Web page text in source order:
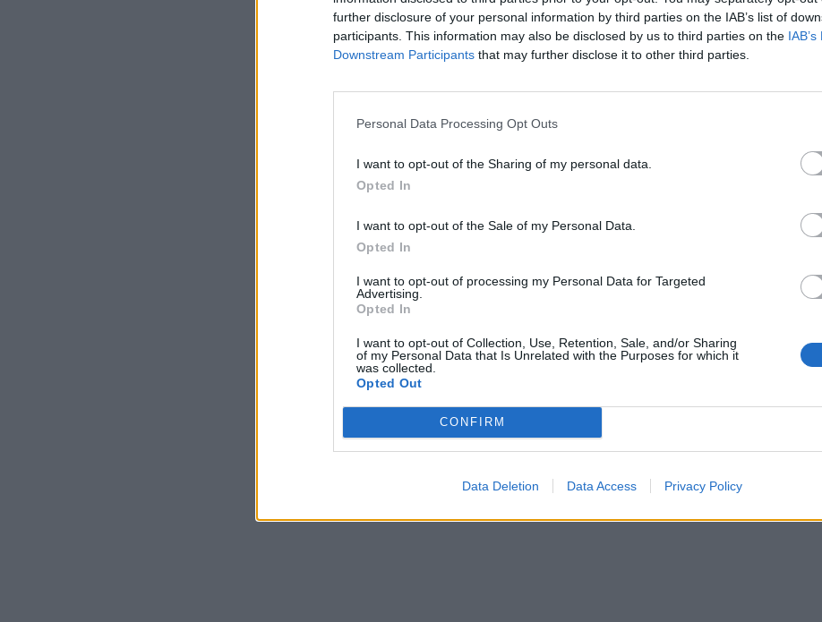
further disclosure of your personal information by third parties on the IAB’s list of
participants. This information may also be disclosed by us to third parties on the
Downstream Participants that may further disclose it to other third parties.
Personal Data Processing Opt Outs
I want to opt-out of the Sharing of my personal data.
Opted In
I want to opt-out of the Sale of my Personal Data.
Opted In
I want to opt-out of processing my Personal Data for Targeted
Advertising.
Opted In
I want to opt-out of Collection, Use, Retention, Sale, and/or Sharing
of my Personal Data that Is Unrelated with the Purposes for which it
was collected.
Opted Out
CONFIRM
Data Deletion Data Access Privacy Policy